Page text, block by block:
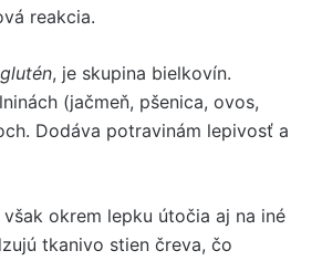
reakcia.
glutén, je skupina bielkovín.
(jačmeň, pšenica, ovos,
Dodáva potravinám lepivosť a
okrem lepku útočia aj na iné
tkanivo stien čreva, čo